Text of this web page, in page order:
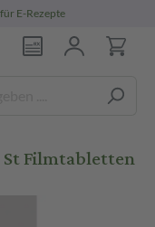
E-Rezepte
St Filmtabletten